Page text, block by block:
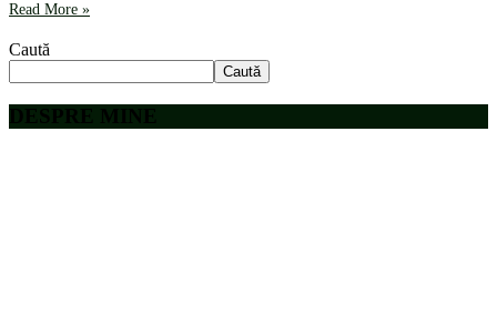
Read More »
Caută
Caută
DESPRE MINE